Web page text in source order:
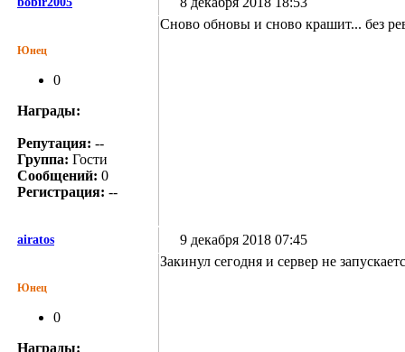
Юнец
0
Награды:
Репутация: --
Группа: Гости
Сообщений: 0
Регистрация: --
Сново обновы и сново крашит... без
airatos 9 декабря 2018 07:45
Юнец
0
Награды:
Закинул сегодня и сервер не